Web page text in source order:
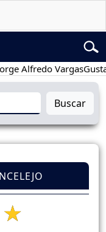
VargasGustavo
Buscar